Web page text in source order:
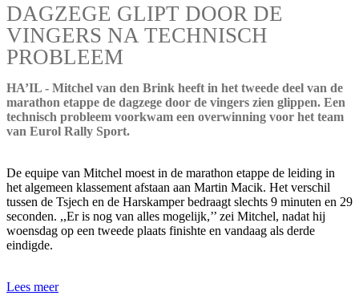
DAGZEGE GLIPT DOOR DE
VINGERS NA TECHNISCH
PROBLEEM
HA’IL - Mitchel van den Brink heeft in het tweede deel van de
marathon etappe de dagzege door de vingers zien glippen. Een
technisch probleem voorkwam een overwinning voor het team
van Eurol Rally Sport.
De equipe van Mitchel moest in de marathon etappe de leiding in
het algemeen klassement afstaan aan Martin Macik. Het verschil
tussen de Tsjech en de Harskamper bedraagt slechts 9 minuten en 29
seconden. ,,Er is nog van alles mogelijk,’’ zei Mitchel, nadat hij
woensdag op een tweede plaats finishte en vandaag als derde
eindigde.
Lees meer